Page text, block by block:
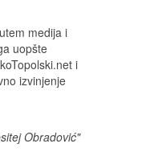
medija i
uopšte
i
izvinjenje
Obradović"